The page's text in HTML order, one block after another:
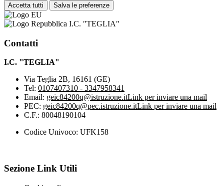
Accetta tutti Salva le preferenze
I.C. "TEGLIA"
Contatti
I.C. "TEGLIA"
Via Teglia 2B, 16161 (GE)
Tel: 0107407310 - 3347958341
Email: geic84200q@istruzione.itLink per inviare una mail
PEC: geic84200q@pec.istruzione.itLink per inviare una mail
C.F.: 80048190104
Codice Univoco: UFK158
Sezione Link Utili